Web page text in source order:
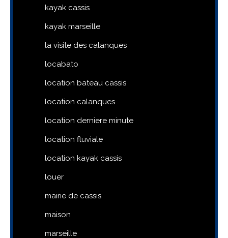
kayak cassis
kayak marseille
la visite des calanques
locabato
location bateau cassis
location calanques
location derniere minute
location fluviale
location kayak cassis
louer
mairie de cassis
maison
marseille